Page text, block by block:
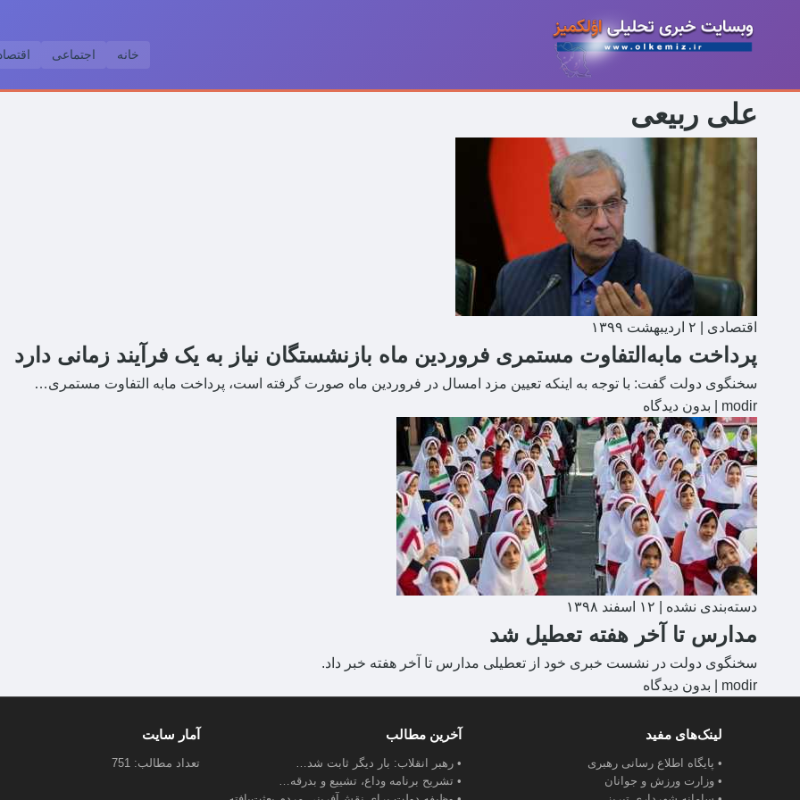
خانه اجتماعی
علی ربیعی
اقتصادی
پرداخت مابه‌التفاوت مستمری فروردین ماه بازنشستگان نیاز به یک فرآیند زمانی دارد
سخنگوی دولت گفت: با توجه به اینکه تعیین مزد امسال در فروردین ماه صورت گرفته است، پرداخت مابه التفاوت مستمری…
modir
بدون دیدگاه
دسته‌بندی نشده
مدارس تا آخر هفته تعطیل شد
سخنگوی دولت در نشست خبری خود از تعطیلی مدارس تا آخر هفته خبر داد.
modir
بدون دیدگاه
لینک‌های مفید
• پایگاه اطلاع رسانی رهبری
• وزارت ورزش و جوانان
آخرین مطالب
• رهبر انقلاب: بار دیگر ثابت شد…
• تشریح برنامه وداع، تشییع و بدرقه…
آمار سایت
تعداد مطالب: 751